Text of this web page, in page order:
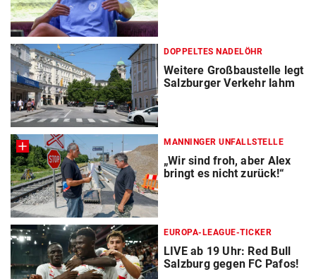
DOPPELTES NADELÖHR
Weitere Großbaustelle legt
Salzburger Verkehr lahm
MANNINGER UNFALLSTELLE
„Wir sind froh, aber Alex
bringt es nicht zurück!“
EUROPA-LEAGUE-TICKER
LIVE ab 19 Uhr: Red Bull
Salzburg gegen FC Pafos!